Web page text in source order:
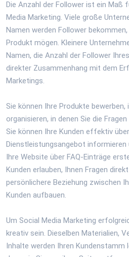
Die Anzahl der Follower ist ein Maß
Media Marketing. Viele große
Namen werden Follower
Produkt mögen. Kleinere
Namen, die Anzahl der Follower
direkter Zusammenhang mit dem
Marketings.
Sie können Ihre Produkte
organisieren, in denen Sie die
Sie können Ihre Kunden effektiv
Dienstleistungsangebot
Ihre Website über FAQ-Einträge
Kunden erlauben, Ihnen Fragen
persönlichere Beziehung zwischen
Kunden aufbauen.
Um Social Media Marketing
kreativ sein. Dieselben Materialien,
Inhalte werden Ihren Kundenstamm